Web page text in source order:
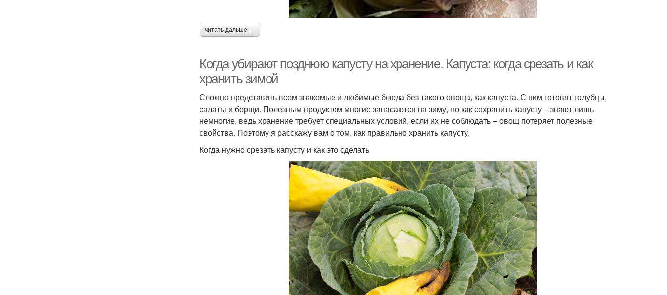
читать дальше →
Когда убирают позднюю капусту на хранение. Капуста: когда срезать и как
хранить зимой
Сложно представить всем знакомые и любимые блюда без такого овоща, как капуста. С ним готовят голубцы,
салаты и борщи. Полезным продуктом многие запасаются на зиму, но как сохранить капусту – знают лишь
немногие, ведь хранение требует специальных условий, если их не соблюдать – овощ потеряет полезные
свойства. Поэтому я расскажу вам о том, как правильно хранить капусту.
Когда нужно срезать капусту и как это сделать